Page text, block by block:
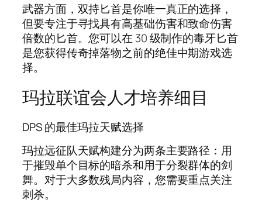
武器方面，双持匕首是你唯一真正的选择，
但要专注于寻找具有高基础伤害和致命伤害
倍数的匕首。您可以在 30 级制作的毒牙匕首
是您获得传奇掉落物之前的绝佳中期游戏选
择。
玛拉联谊会人才培养细目
DPS 的最佳玛拉天赋选择
玛拉远征队天赋构建分为两条主要路径：用
于摧毁单个目标的暗杀和用于分裂群体的剑
舞。对于大多数残局内容，您需要重点关注
刺杀。